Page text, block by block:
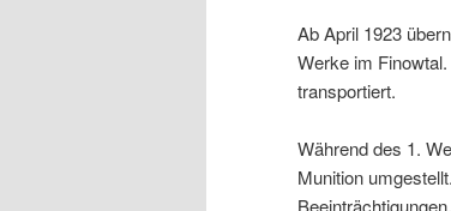
Ab April 1923
Werke im
transportiert.
Während des 1.
Munition
Beeinträchtigungen.